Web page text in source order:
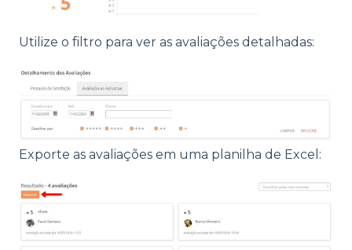
Utilize o filtro para ver as avaliações detalhadas:
Exporte as avaliações em uma planilha de Excel: